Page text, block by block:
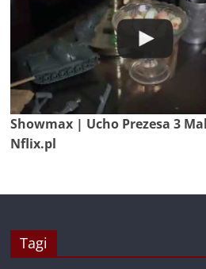
Showmax | Ucho Prezesa 3
Nflix.pl
Tagi